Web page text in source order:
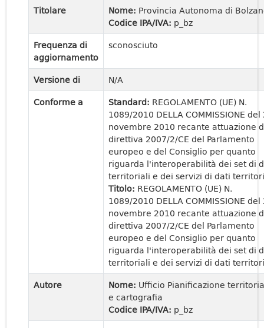
Titolare Nome: Provincia Autonoma di
Codice IPA/IVA: p_bz
Frequenza di
aggiornamento
sconosciuto
Versione di
N/A
Conforme a
Standard: REGOLAMENTO (UE) N.
1089/2010 DELLA COMMISSIONE del
novembre 2010 recante attuazione
direttiva 2007/2/CE del Parlamento
europeo e del Consiglio per quanto
riguarda l'interoperabilità dei set di
territoriali e dei servizi di dati
Titolo: REGOLAMENTO (UE) N.
1089/2010 DELLA COMMISSIONE del
novembre 2010 recante attuazione
direttiva 2007/2/CE del Parlamento
europeo e del Consiglio per quanto
riguarda l'interoperabilità dei set di
territoriali e dei servizi di dati
Autore
Nome: Ufficio Pianificazione
e cartografia
Codice IPA/IVA: p_bz